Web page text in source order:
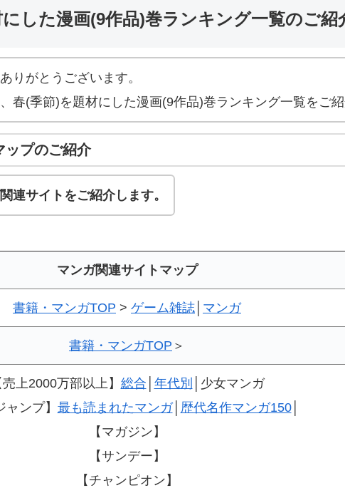
した漫画(9作品)巻ランキング一覧のご紹
りがとうございます。
春(季節)を題材にした漫画(9作品)巻ランキング一覧をご紹
ップのご紹介
連サイトをご紹介します。
マンガ関連サイトマップ
書籍・マンガTOP > ゲーム雑誌 マンガ
書籍・マンガTOP ＞
売上2000万部以上】 総合 年代別
│少女マンガ
ャンプ】 最も読まれたマンガ│ 歴代名作マンガ150│
【マガジン】
【サンデー】
【チャンピオン】